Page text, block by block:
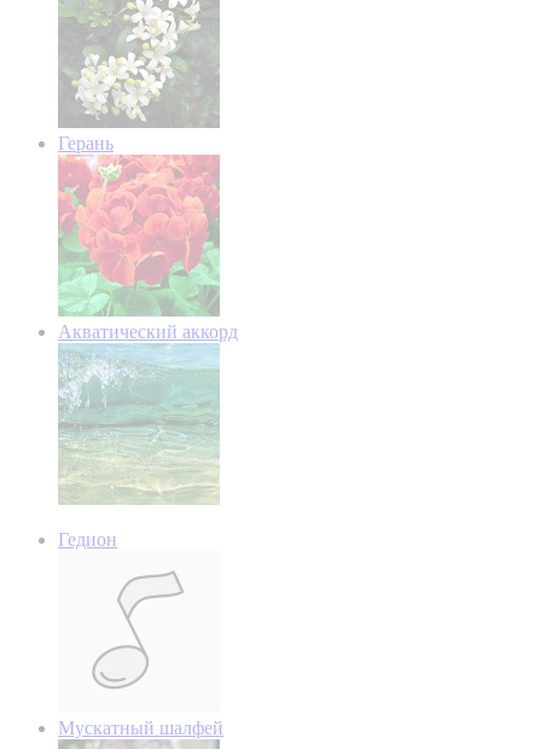
Герань
Акватический аккорд
Гедион
Мускатный шалфей